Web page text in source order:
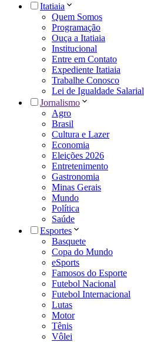
Itatiaia
Quem Somos
Programação
Ouça a Itatiaia
Institucional
Entre em Contato
Expediente Itatiaia
Trabalhe Conosco
Lei de Igualdade Salarial
Jornalismo
Agro
Brasil
Cultura e Lazer
Economia
Eleições 2026
Entretenimento
Gastronomia
Minas Gerais
Mundo
Política
Saúde
Esportes
Basquete
Copa do Mundo
eSports
Famosos do Esporte
Futebol Nacional
Futebol Internacional
Lutas
Motor
Tênis
Vôlei